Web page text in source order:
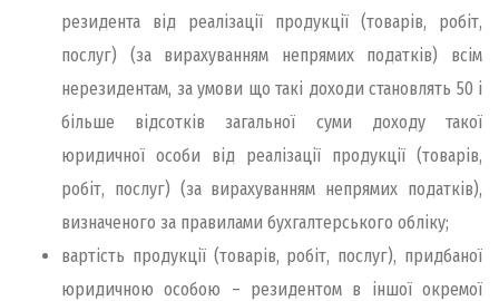
резидента від реалізації продукції (товарів, робіт,
послуг) (за вирахуванням непрямих податків) всім
нерезидентам, за умови що такі доходи становлять 50 і
більше відсотків загальної суми доходу такої
юридичної особи від реалізації продукції (товарів,
робіт, послуг) (за вирахуванням непрямих податків),
визначеного за правилами бухгалтерського обліку;
вартість продукції (товарів, робіт, послуг), придбаної
юридичною особою – резидентом в іншої окремої